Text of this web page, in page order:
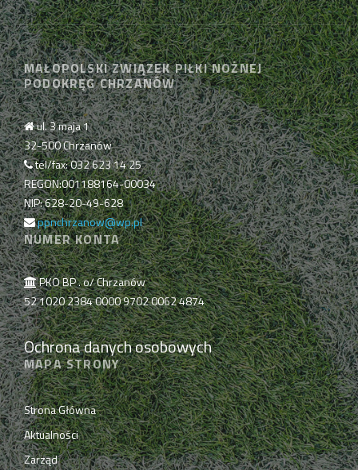
MAŁOPOLSKI ZWIĄZEK PIŁKI NOŻNEJ
PODOKRĘG CHRZANÓW
ul. 3 maja 1
32-500 Chrzanów
tel/fax: 032 623 14 25
REGON:001188164-00034
NIP: 628-20-49-628
ppnchrzanow@wp.pl
NUMER KONTA
PKO BP . o/ Chrzanów
52 1020 2384 0000 9702 0062 4874
Ochrona danych osobowych
MAPA STRONY
Strona Główna
Aktualności
Zarząd